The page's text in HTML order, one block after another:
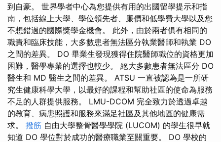
到自豪。 世界學者中心為您提供有用的出國留學提示和指
南，包括線上大學、學位領先者、廉價和低學費大學以及您
不想錯過的國際獎學金機會。 此外，由於兩者俱有相同的
職責和臨床技能，大多數患者無法區分執業醫師和執業 DO
之間的差異。 DO 畢業生發現獲得住院醫師職位的資格更加
困難，醫學專業的選擇也較少。 絕大多數患者無法區分 DO
醫生和 MD 醫生之間的差異。 ATSU 一直被認為是一所研
究生健康科學大學，以最好的課程和幫助社區的使命為服務
不足的人群提供服務。 LMU-DCOM 完全致力於透過卓越
的教育、病患照護和服務來滿足社區及其他地區的健康需
求。 撥筋 自由大學整骨醫學學院 (LUCOM) 的學生很早就
知道 DO 學位對於成功的醫療職業至關重要。 DO 學校的